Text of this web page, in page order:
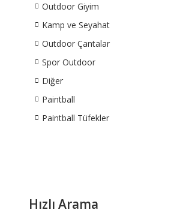
Outdoor Giyim
Kamp ve Seyahat
Outdoor Çantalar
Spor Outdoor
Diğer
Paintball
Paintball Tüfekler
Hızlı Arama